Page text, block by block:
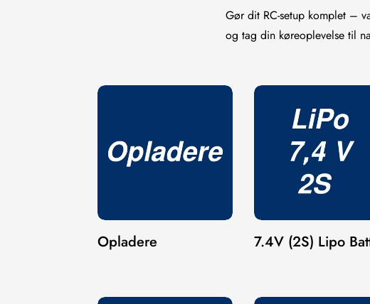
Gør dit RC-setup komplet –
og tag din køreoplevelse til
Opladere 7.4V (2S) Lipo